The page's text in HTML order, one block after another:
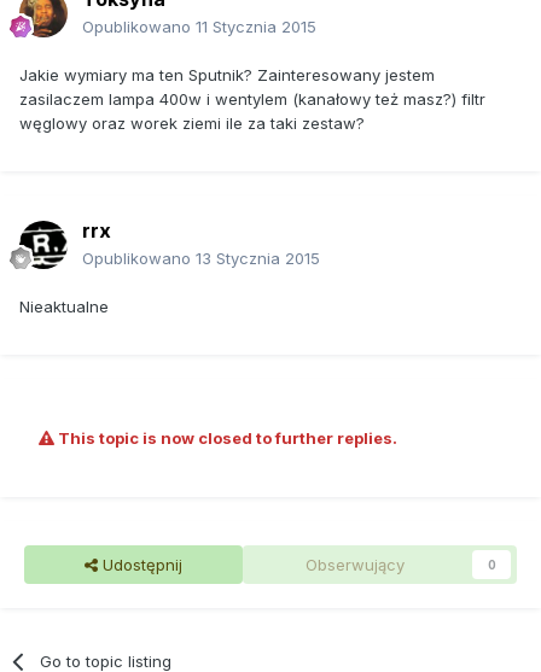
Opublikowano 11 Stycznia 2015
Jakie wymiary ma ten Sputnik? Zainteresowany jestem
zasilaczem lampa 400w i wentylem (kanałowy też masz?) filtr
węglowy oraz worek ziemi ile za taki zestaw?
rrx
Opublikowano 13 Stycznia 2015
Nieaktualne
This topic is now closed to further replies.
Udostępnij Obserwujący 0
Go to topic listing